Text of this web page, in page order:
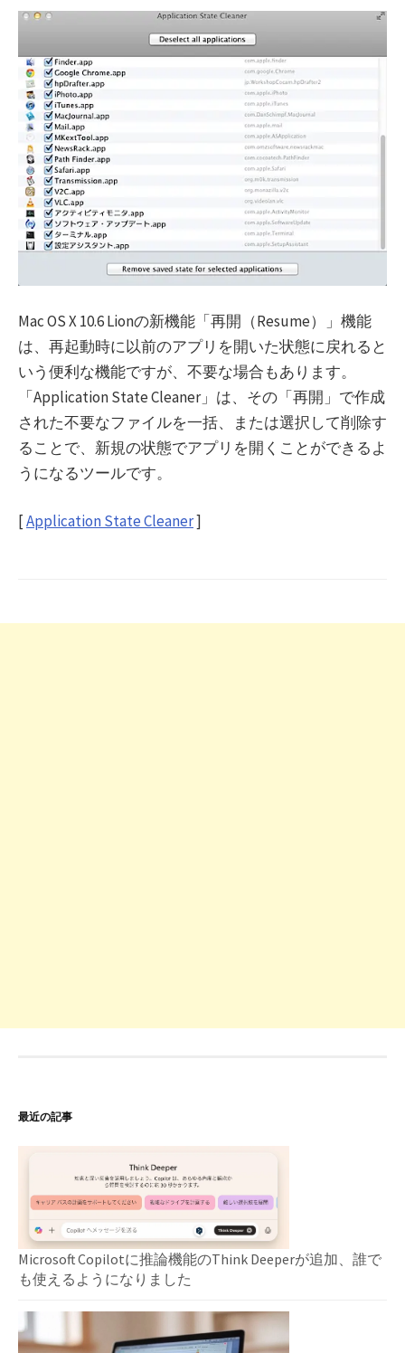
Mac OS X 10.6 Lionの新機能「再開（Resume）」機能
は、再起動時に以前のアプリを開いた状態に戻れると
いう便利な機能ですが、不要な場合もあります。
「Application State Cleaner」は、その「再開」で作成
された不要なファイルを一括、または選択して削除す
ることで、新規の状態でアプリを開くことができるよ
うになるツールです。
[Application State Cleaner]
最近の記事
Microsoft Copilotに推論機能のThink Deeperが追加、誰で
も使えるようになりました